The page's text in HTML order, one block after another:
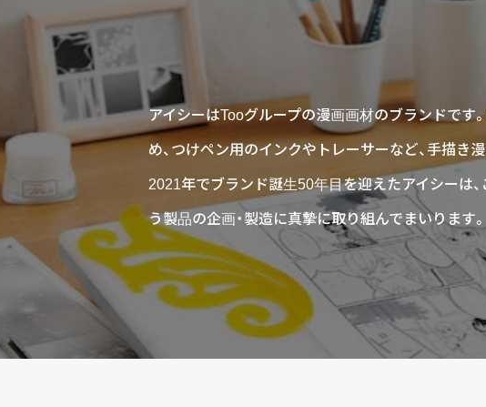
アイシーはTooグループの漫画画材のブランドです
め、つけペン用のインクやトレーサーなど、手描き
2021年でブランド誕生50年目を迎えたアイシーは
う製品の企画・製造に真摯に取り組んでまいります。